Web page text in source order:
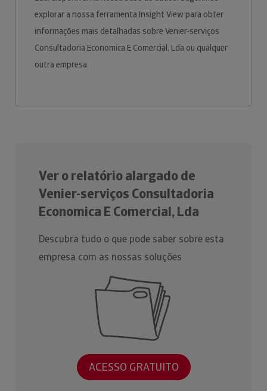
explorar a nossa ferramenta Insight View para obter
informações mais detalhadas sobre Venier-serviços
Consultadoria Economica E Comercial, Lda ou qualquer
outra empresa.
Ver o relatório alargado de
Venier-serviços Consultadoria
Economica E Comercial, Lda
Descubra tudo o que pode saber sobre esta
empresa com as nossas soluções
ACESSO GRATUITO